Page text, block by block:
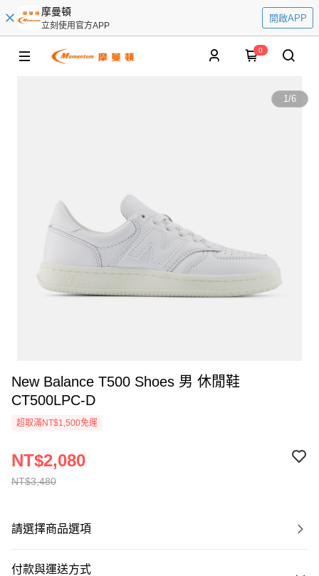
摩曼頓
立刻使用官方APP
開啟APP
0
1/6
New Balance T500 Shoes 男 休閒鞋
CT500LPC-D
超取滿NT$1,500免運
NT$3,480
NT$2,080
請選擇商品選項
付款與運送方式